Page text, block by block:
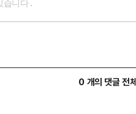
0 개의 댓글 전